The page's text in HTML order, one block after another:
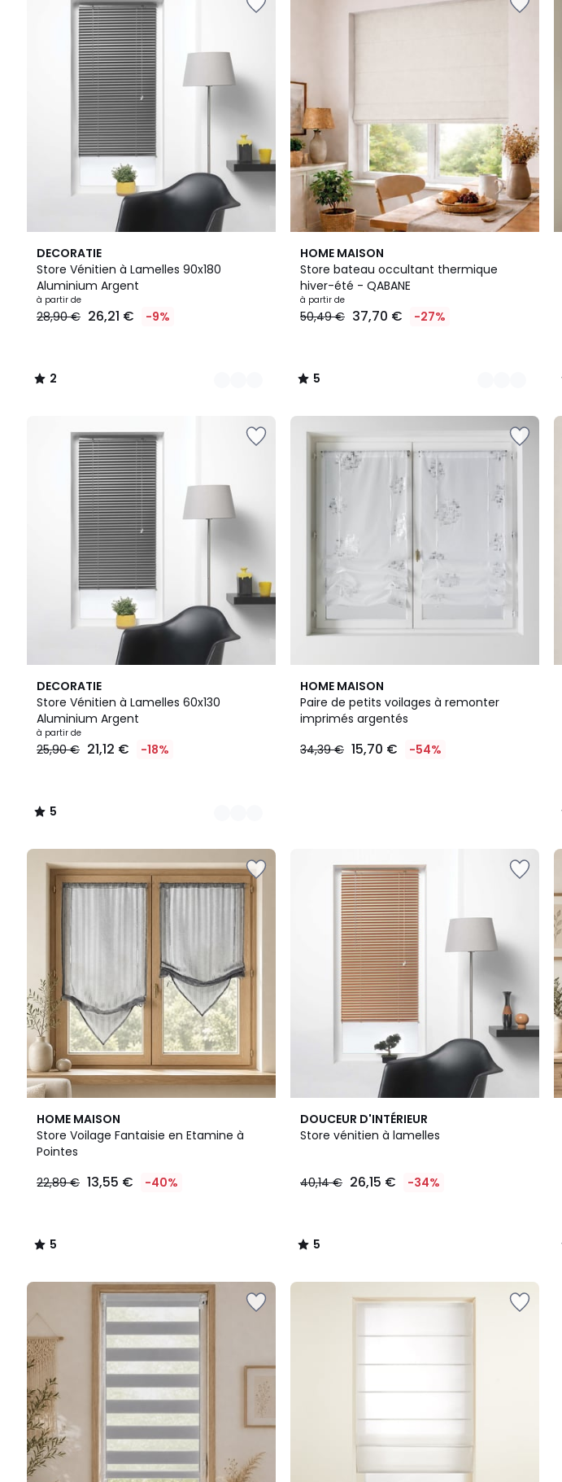
DECORATIE
Store Vénitien à Lamelles 90x180
Aluminium Argent
à partir de
28,90 € 26,21 € -9%
2
/
5
2
Couleurs
2
/
HOME MAISON
Store bateau occultant thermique
hiver-été - QABANE
à partir de
50,49 € 37,70 € -27%
5
/
5
2
Couleurs
5
/
DECORATIE
Store Vénitien à Lamelles 60x130
Aluminium Argent
à partir de
25,90 € 21,12 € -18%
5
/
5
2
Couleurs
5
/
HOME MAISON
Paire de petits voilages à remonter
imprimés argentés
34,39 € 15,70 € -54%
HOME MAISON
Store Voilage Fantaisie en Etamine à
Pointes
22,89 € 13,55 € -40%
5
/
5
5
/
DOUCEUR D'INTÉRIEUR
Store vénitien à lamelles
40,14 € 26,15 € -34%
5
/
5
/